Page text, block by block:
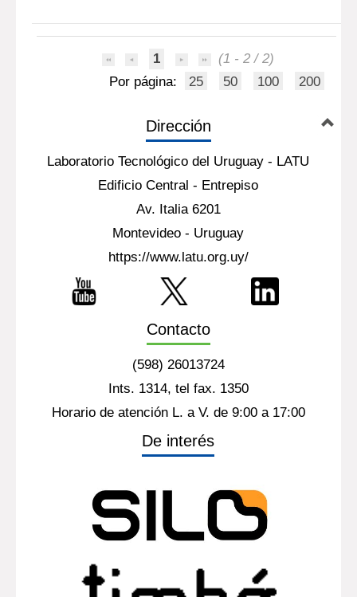
1
(1 - 2 / 2)
Por página:
25 50 100 200
Dirección
Laboratorio Tecnológico del Uruguay - LATU
Edificio Central - Entrepiso
Av. Italia 6201
Montevideo - Uruguay
https://www.latu.org.uy/
Contacto
(598) 26013724
Ints. 1314, tel fax. 1350
Horario de atención L. a V. de 9:00 a 17:00
De interés